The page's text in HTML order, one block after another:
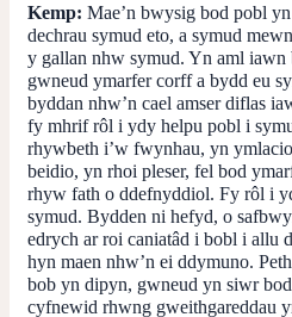
Kemp: Mae’n bwysig bod pobl
dechrau symud eto, a symud
y gallan nhw symud. Yn aml iawn
gwneud ymarfer corff a bydd eu
byddan nhw’n cael amser diflas
fy mhrif rôl i ydy helpu pobl i
rhywbeth i’w fwynhau, yn
beidio, yn rhoi pleser, fel bod
rhyw fath o ddefnyddiol. Fy rôl i
symud. Bydden ni hefyd, o
edrych ar roi caniatâd i bobl i allu
hyn maen nhw’n ei ddymuno.
bob yn dipyn, gwneud yn siwr
cyfnewid rhwng gweithgareddau